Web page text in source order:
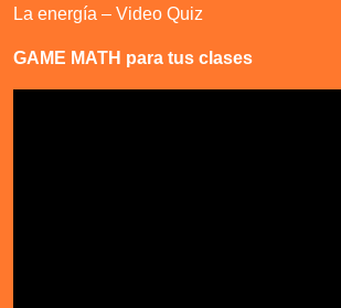
La energía – Video Quiz
GAME MATH para tus clases